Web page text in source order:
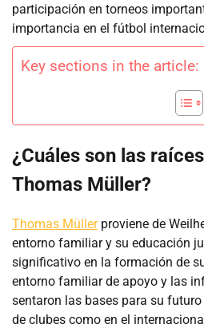
participación en torneos
importancia en el fútbol
Key sections in the article:
¿Cuáles son las
Thomas Müller?
Thomas Müllerproviene de
entorno familiar y su educación
significativo en la formación de
entorno familiar de apoyo y las
sentaron las bases para su
de clubes como en el